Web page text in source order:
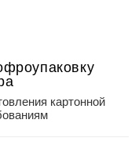
картонной